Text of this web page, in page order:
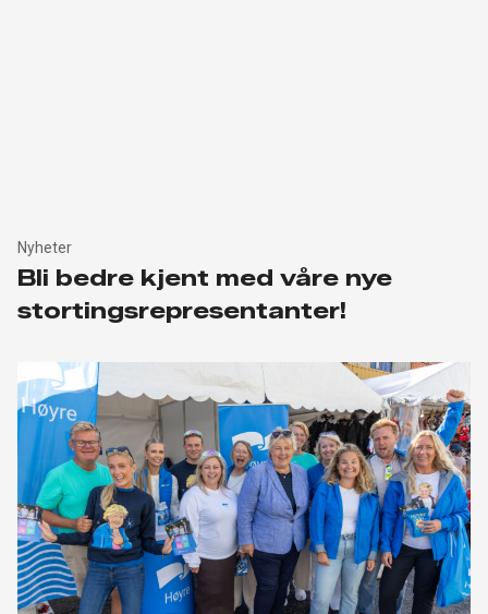
Nyheter
Bli bedre kjent med våre nye
stortingsrepresentanter!